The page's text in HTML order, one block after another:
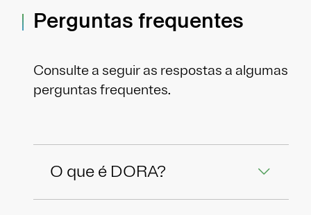
Perguntas frequentes
Consulte a seguir as respostas a algumas
perguntas frequentes.
O que é DORA?